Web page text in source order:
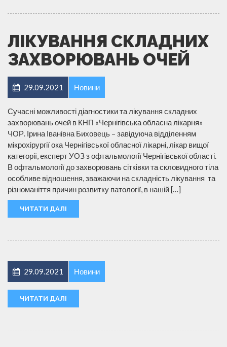
ЛІКУВАННЯ СКЛАДНИХ
ЗАХВОРЮВАНЬ ОЧЕЙ
29.09.2021 Новини
Сучасні можливості діагностики та лікування складних
захворювань очей в КНП «Чернігівська обласна лікарня»
ЧОР. Ірина Іванівна Биховець – завідуюча відділенням
мікрохірургії ока Чернігівської обласної лікарні, лікар вищої
категорії, експерт УОЗ з офтальмології Чернігівської області.
В офтальмології до захворювань сітківки та скловидного тіла
особливе відношення, зважаючи на складність лікування та
різноманіття причин розвитку патології, в нашій […]
ЧИТАТИ ДАЛІ
29.09.2021 Новини
ЧИТАТИ ДАЛІ